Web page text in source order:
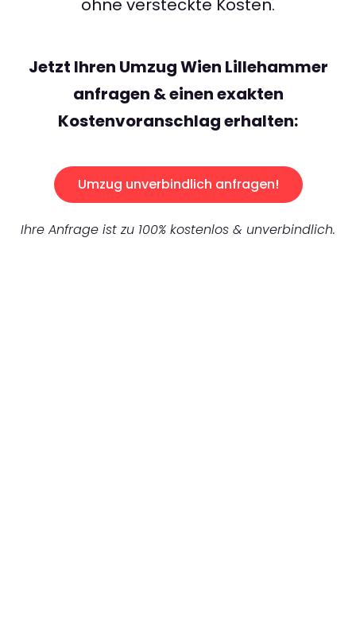
ohne versteckte Kosten.
Jetzt Ihren Umzug Wien Lillehammer
anfragen & einen exakten
Kostenvoranschlag erhalten:
Umzug unverbindlich anfragen!
Ihre Anfrage ist zu 100% kostenlos & unverbindlich.